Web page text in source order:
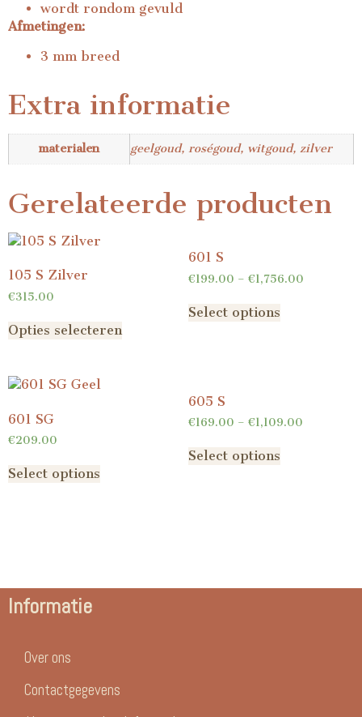
wordt rondom gevuld
Afmetingen:
3 mm breed
Extra informatie
materialen geelgoud, roségoud, witgoud, zilver
Gerelateerde producten
105 S Zilver
€315.00
Opties selecteren
601 S
€199.00 – €1,756.00
Select options
601 SG
€209.00
Select options
605 S
€169.00 – €1,109.00
Select options
Informatie
Over ons
Contactgegevens